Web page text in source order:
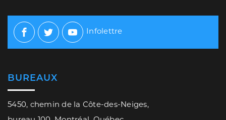
Facebook
TwitterYoutube
Infolettre
BUREAUX
5450, chemin de la Côte-des-Neiges,